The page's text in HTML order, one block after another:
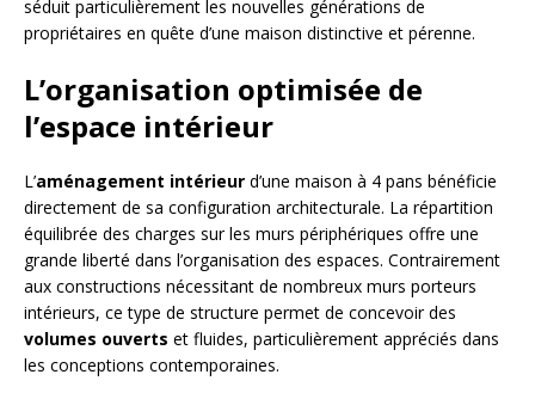
séduit particulièrement les nouvelles générations de
propriétaires en quête d’une maison distinctive et pérenne.
L’organisation optimisée de
l’espace intérieur
L’aménagement intérieur d’une maison à 4 pans bénéficie
directement de sa configuration architecturale. La répartition
équilibrée des charges sur les murs périphériques offre une
grande liberté dans l’organisation des espaces. Contrairement
aux constructions nécessitant de nombreux murs porteurs
intérieurs, ce type de structure permet de concevoir des
volumes ouverts et fluides, particulièrement appréciés dans
les conceptions contemporaines.